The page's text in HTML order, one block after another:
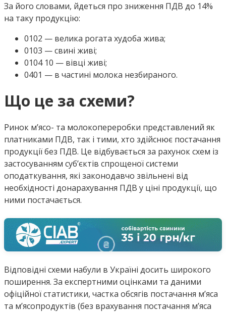
За його словами, йдеться про зниження ПДВ до 14%
на таку продукцію:
0102 — велика рогата худоба жива;
0103 — свині живі;
0104 10 — вівці живі;
0401 — в частині молока незбираного.
Що це за схеми?
Ринок м’ясо- та молокопереробки представлений як
платниками ПДВ, так і тими, хто здійснює постачання
продукції без ПДВ. Це відбувається за рахунок схем із
застосуванням суб’єктів спрощеної системи
оподаткування, які законодавчо звільнені від
необхідності донарахування ПДВ у ціні продукції, що
ними постачається.
Відповідні схеми набули в Україні досить широкого
поширення. За експертними оцінками та даними
офіційної статистики, частка обсягів постачання м’яса
та м’ясопродуктів (без врахування постачання м’яса